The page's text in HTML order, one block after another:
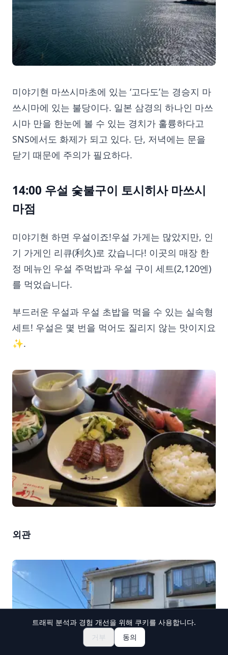
미야기현 마쓰시마초에 있는 ‘고다도’는 경승지 마
쓰시마에 있는 불당이다. 일본 삼경의 하나인 마쓰
시마 만을 한눈에 볼 수 있는 경치가 훌륭하다고
SNS에서도 화제가 되고 있다. 단, 저녁에는 문을
닫기 때문에 주의가 필요하다.
14:00 우설 숯불구이 토시히사 마쓰시
마점
미야기현 하면 우설이죠!우설 가게는 많았지만, 인
기 가게인 리큐(利久)로 갔습니다! 이곳의 매장 한
정 메뉴인 우설 주먹밥과 우설 구이 세트(2,120엔)
를 먹었습니다.
부드러운 우설과 우설 초밥을 먹을 수 있는 실속형
세트! 우설은 몇 번을 먹어도 질리지 않는 맛이지요
✨.
외관
축제 & 이벤트 둘러보기
일본 마츠리 티켓 예약하기
트래픽 분석과 경험 개선을 위해 쿠키를 사용합니다.
거부
동의